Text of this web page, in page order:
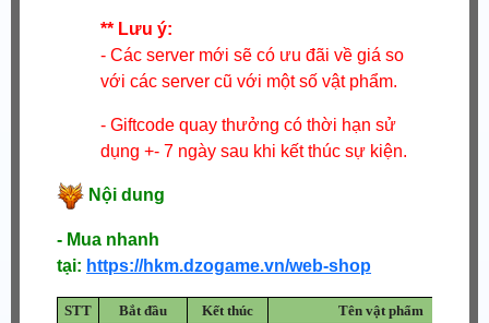
** Lưu ý:
- Các server mới sẽ có ưu đãi về giá so
với các server cũ với một số vật phẩm.
- Giftcode quay thưởng có thời hạn sử
dụng +- 7 ngày sau khi kết thúc sự kiện.
Nội dung
- Mua nhanh
tại: https://hkm.dzogame.vn/web-shop
STT Bắt đầu Kết thúc Tên vật phẩm